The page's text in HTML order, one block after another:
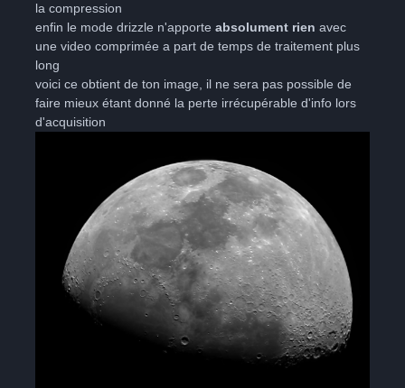
la compression
enfin le mode drizzle n'apporte absolument rienavec
une video comprimée a part de temps de traitement plus
long
voici ce obtient de ton image, il ne sera pas possible de
faire mieux étant donné la perte irrécupérable d'info lors
d'acquisition